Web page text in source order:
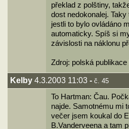
překlad z polštiny,
dost nedokonalej.
jestli to bylo ovládáno
automaticky. Spíš si
závislosti na náklonu
Zdroj: polská
Kelby 4.3.2003 11:03 - č. 45
To Hartman: Čau.
najde. Samotnému mi
večer jsem koukal do
B.Vanderveena a tam